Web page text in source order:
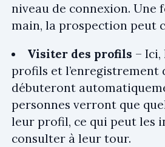
niveau de connexion. Une
main, la prospection peut
Visiter des profils – Ici,
profils et l’enregistrement
débuteront
personnes verront que
leur profil, ce qui peut les
consulter à leur tour.